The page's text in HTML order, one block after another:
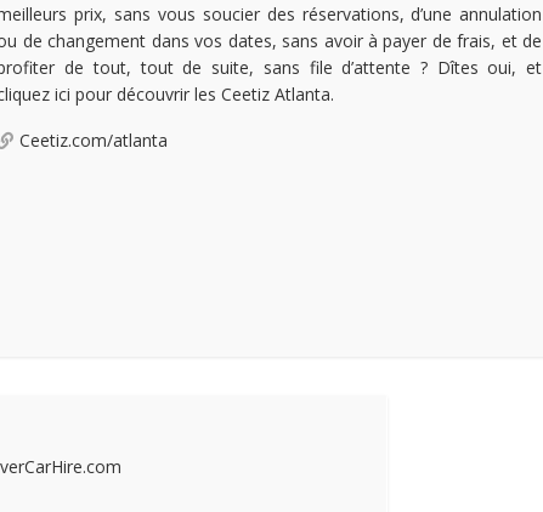
prix, sans vous soucier des réservations, d’une annulation
de changement dans vos dates, sans avoir à payer de frais, et de
de tout, tout de suite, sans file d’attente ? Dîtes oui, et
ici pour découvrir les Ceetiz Atlanta.
Ceetiz.com/atlanta